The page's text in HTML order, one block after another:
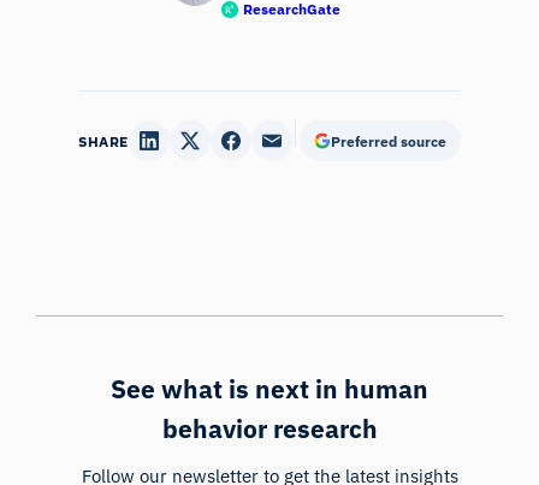
ResearchGate
SHARE Preferred source
See what is next in human
behavior research
Follow our newsletter to get the latest insights